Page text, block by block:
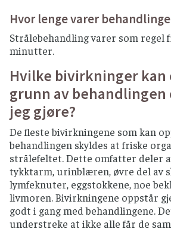
Hvor lenge varer
Strålebehandling varer som regel
minutter.
Hvilke bivirkninger kan
grunn av behandlingen
jeg gjøre?
De fleste bivirkningene som kan
behandlingen skyldes at friske
strålefeltet. Dette omfatter deler
tykktarm, urinblæren, øvre del av
lymfeknuter, eggstokkene, noe
livmoren. Bivirkningene oppstår
godt i gang med behandlingene.
understreke at ikke alle får de